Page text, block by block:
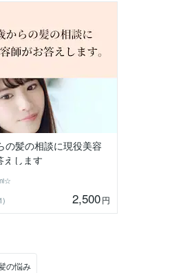
の髪の相談に現役美容
えします
2,500円
の悩み